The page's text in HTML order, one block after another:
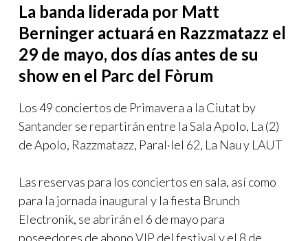
La banda liderada por Matt
Berninger actuará en Razzmatazz el
29 de mayo, dos días antes de su
show en el Parc del Fòrum
Los 49 conciertos de Primavera a la Ciutat by
Santander se repartirán entre la Sala Apolo, La (2)
de Apolo, Razzmatazz, Paral·lel 62, La Nau y LAUT
Las reservas para los conciertos en sala, así como
para la jornada inaugural y la fiesta Brunch
Electronik, se abrirán el 6 de mayo para
poseedores de abono VIP del festival y el 8 de